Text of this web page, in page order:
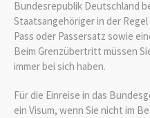
Bundesrepublik Deutschland
Staatsangehöriger in der
Pass oder Passersatz sowie
Beim Grenzübertritt müssen
immer bei sich haben.
Für die Einreise in das
ein Visum, wenn Sie nicht im